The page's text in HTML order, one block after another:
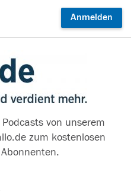
Anmelden
von unserem
zum kostenlosen